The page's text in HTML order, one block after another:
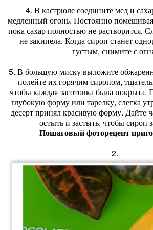
4. В кастрюле соедините мед и
медленный огонь. Постоянно
пока сахар полностью не растворится.
не закипела. Когда сироп станет
густым, снимите с
5. В большую миску выложите
полейте их горячим сиропом,
чтобы каждая заготовка была покрыта.
глубокую форму или тарелку, слегка
десерт принял красивую форму. Дайте
остыть и застыть, чтобы сироп
Пошаговый фоторецепт
2.